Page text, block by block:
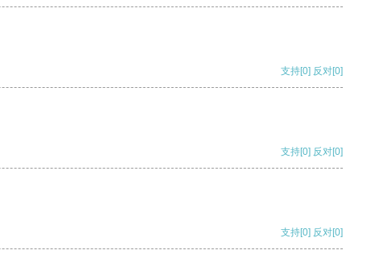
支持[0] 反对[0]
支持[0] 反对[0]
支持[0] 反对[0]